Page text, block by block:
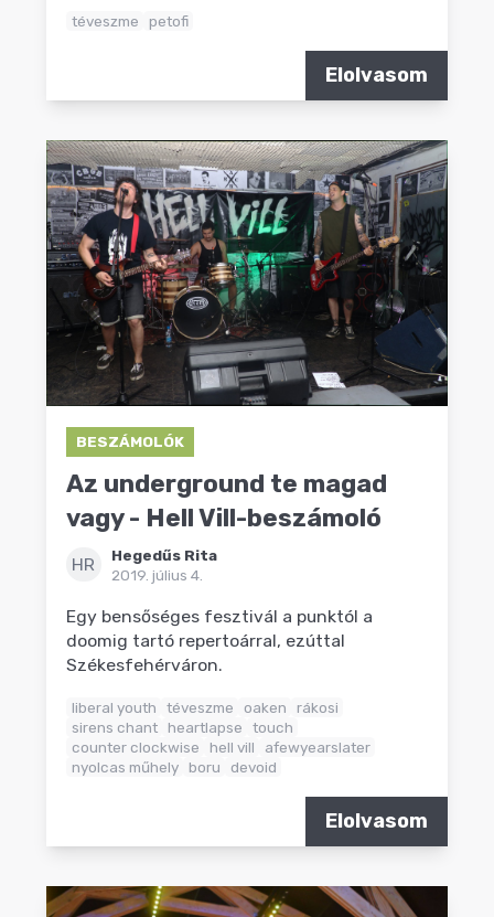
téveszme petofi
Elolvasom
BESZÁMOLÓK
Az underground te magad
vagy - Hell Vill-beszámoló
HR
Hegedűs Rita
2019. július 4.
Egy bensőséges fesztivál a punktól a
doomig tartó repertoárral, ezúttal
Székesfehérváron.
liberal youth téveszme oaken
rákosi
sirens chant heartlapse
touch
counter clockwise
hell vill
afewyearslater
nyolcas műhely boru devoid
Elolvasom